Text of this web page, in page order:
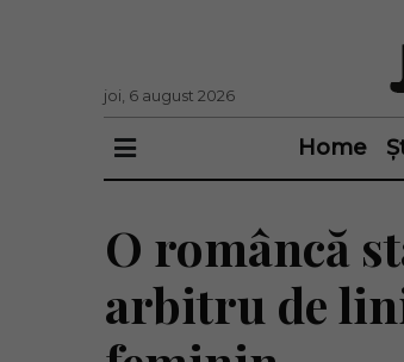
joi, 6 august 2026
Home
O româncă
arbitru de